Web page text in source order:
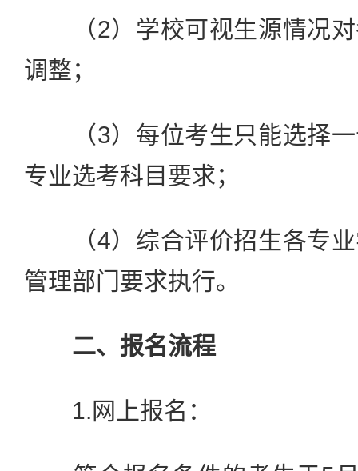
（2）学校可视生源情况对
调整；
（3）每位考生只能选择一
专业选考科目要求；
（4）综合评价招生各专业
管理部门要求执行。
二、报名流程
1.网上报名：